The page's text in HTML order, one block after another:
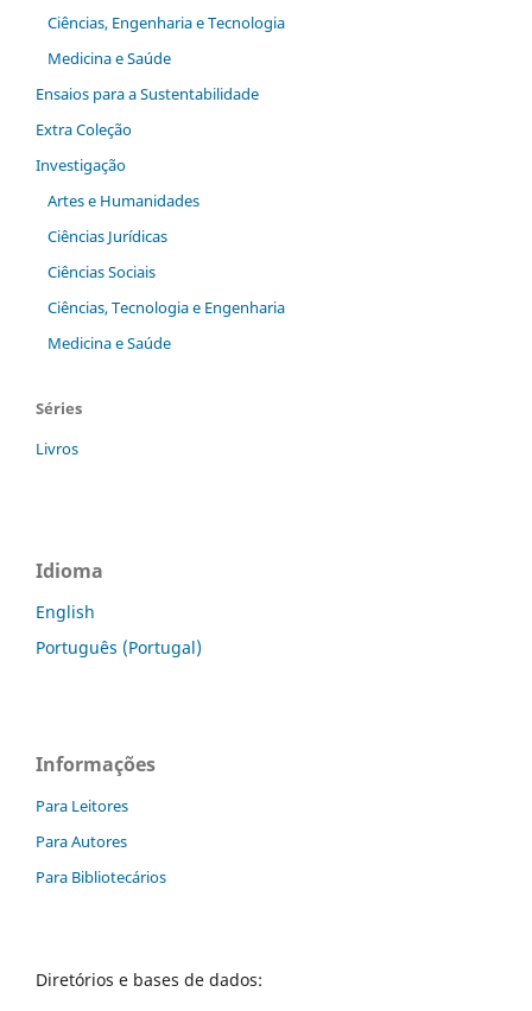
Ciências, Engenharia e Tecnologia
Medicina e Saúde
Ensaios para a Sustentabilidade
Extra Coleção
Investigação
Artes e Humanidades
Ciências Jurídicas
Ciências Sociais
Ciências, Tecnologia e Engenharia
Medicina e Saúde
Séries
Livros
Idioma
English
Português (Portugal)
Informações
Para Leitores
Para Autores
Para Bibliotecários
Diretórios e bases de dados: